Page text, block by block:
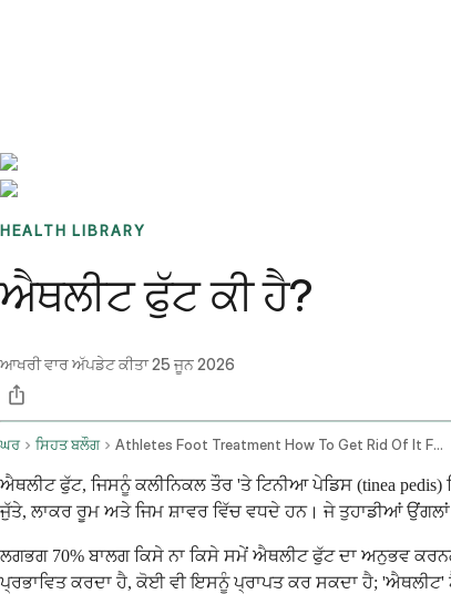
HEALTH LIBRARY
ਐਥਲੀਟ ਫੁੱਟ ਕੀ ਹੈ?
ਆਖਰੀ ਵਾਰ ਅੱਪਡੇਟ ਕੀਤਾ25 ਜੂਨ 2026
ਘਰ ਸਿਹਤ ਬਲੌਗ Athletes Foot Treatment How To Get Rid Of It Fast And When To See A Doctor Online
ਐਥਲੀਟ ਫੁੱਟ, ਜਿਸਨੂੰ ਕਲੀਨਿਕਲ ਤੌਰ 'ਤੇ ਟਿਨੀਆ ਪੇਡਿਸ (tinea
ਜੁੱਤੇ, ਲਾਕਰ ਰੂਮ ਅਤੇ ਜਿਮ ਸ਼ਾਵਰ ਵਿੱਚ ਵਧਦੇ ਹਨ। ਜੇ ਤੁਹਾਡੀਆਂ ਉਂਗਲਾਂ
ਲਗਭਗ 70% ਬਾਲਗ ਕਿਸੇ ਨਾ ਕਿਸੇ ਸਮੇਂ ਐਥਲੀਟ ਫੁੱਟ ਦਾ ਅਨੁਭਵ
ਪ੍ਰਭਾਵਿਤ ਕਰਦਾ ਹੈ, ਕੋਈ ਵੀ ਇਸਨੂੰ ਪ੍ਰਾਪਤ ਕਰ ਸਕਦਾ ਹੈ;